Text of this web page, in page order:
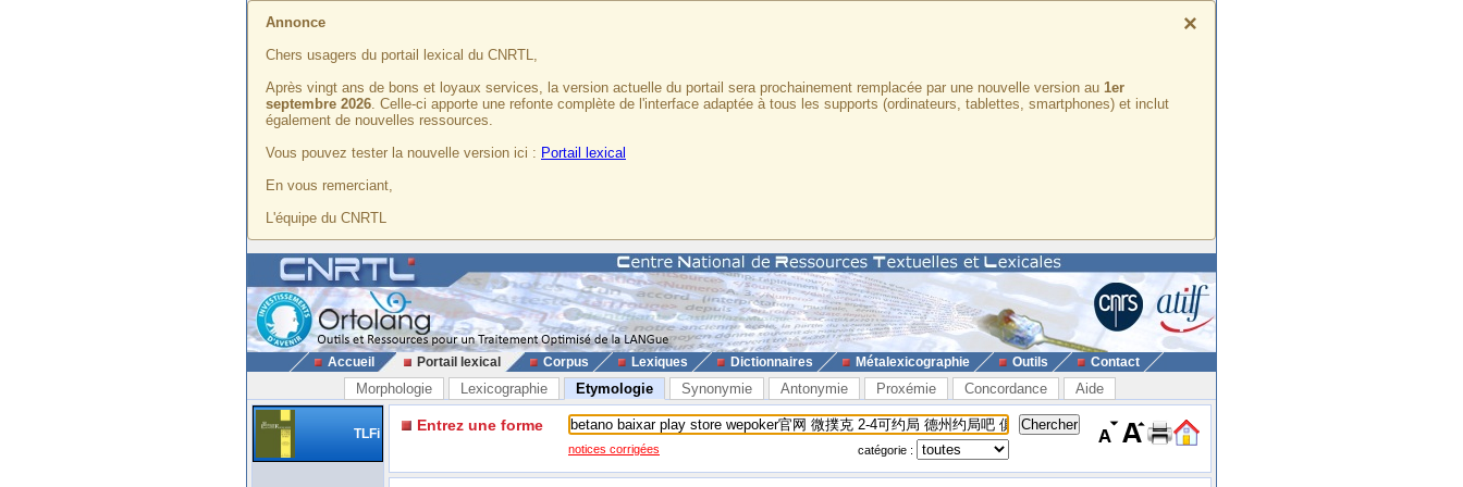
×
Annonce
Chers usagers du portail lexical du CNRTL,
Après vingt ans de bons et loyaux services, la version actuelle du portail sera prochainement remplacée par une nouvelle version au 1er
septembre 2026. Celle-ci apporte une refonte complète de l'interface adaptée à tous les supports (ordinateurs, tablettes, smartphones) et inclut
également de nouvelles ressources.
Vous pouvez tester la nouvelle version ici : Portail lexical
En vous remerciant,
L'équipe du CNRTL
Accueil Portail lexical Corpus Lexiques Dictionnaires Métalexicographie Outils Contact
Morphologie Lexicographie Etymologie Synonymie Antonymie Proxémie Concordance Aide
TLFi Entrez une forme
notices corrigées catégorie :